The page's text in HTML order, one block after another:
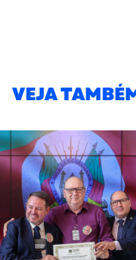
VEJA